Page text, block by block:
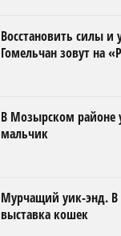
Восстановить силы и
Гомельчан зовут на
В Мозырском районе
мальчик
Мурчащий уик-энд. В
выставка кошек